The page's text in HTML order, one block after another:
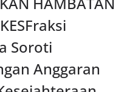
Soroti
Anggaran